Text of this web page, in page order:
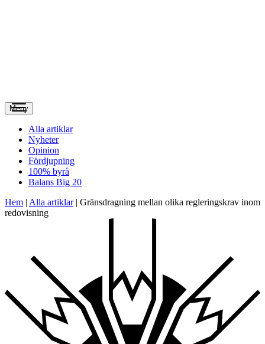
Meny
Alla artiklar
Nyheter
Opinion
Fördjupning
100% byrå
Balans Big 20
Hem | Alla artiklar| Gränsdragning mellan olika regleringskrav inom
redovisning